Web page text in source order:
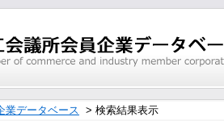
業データベース > 検索結果表示